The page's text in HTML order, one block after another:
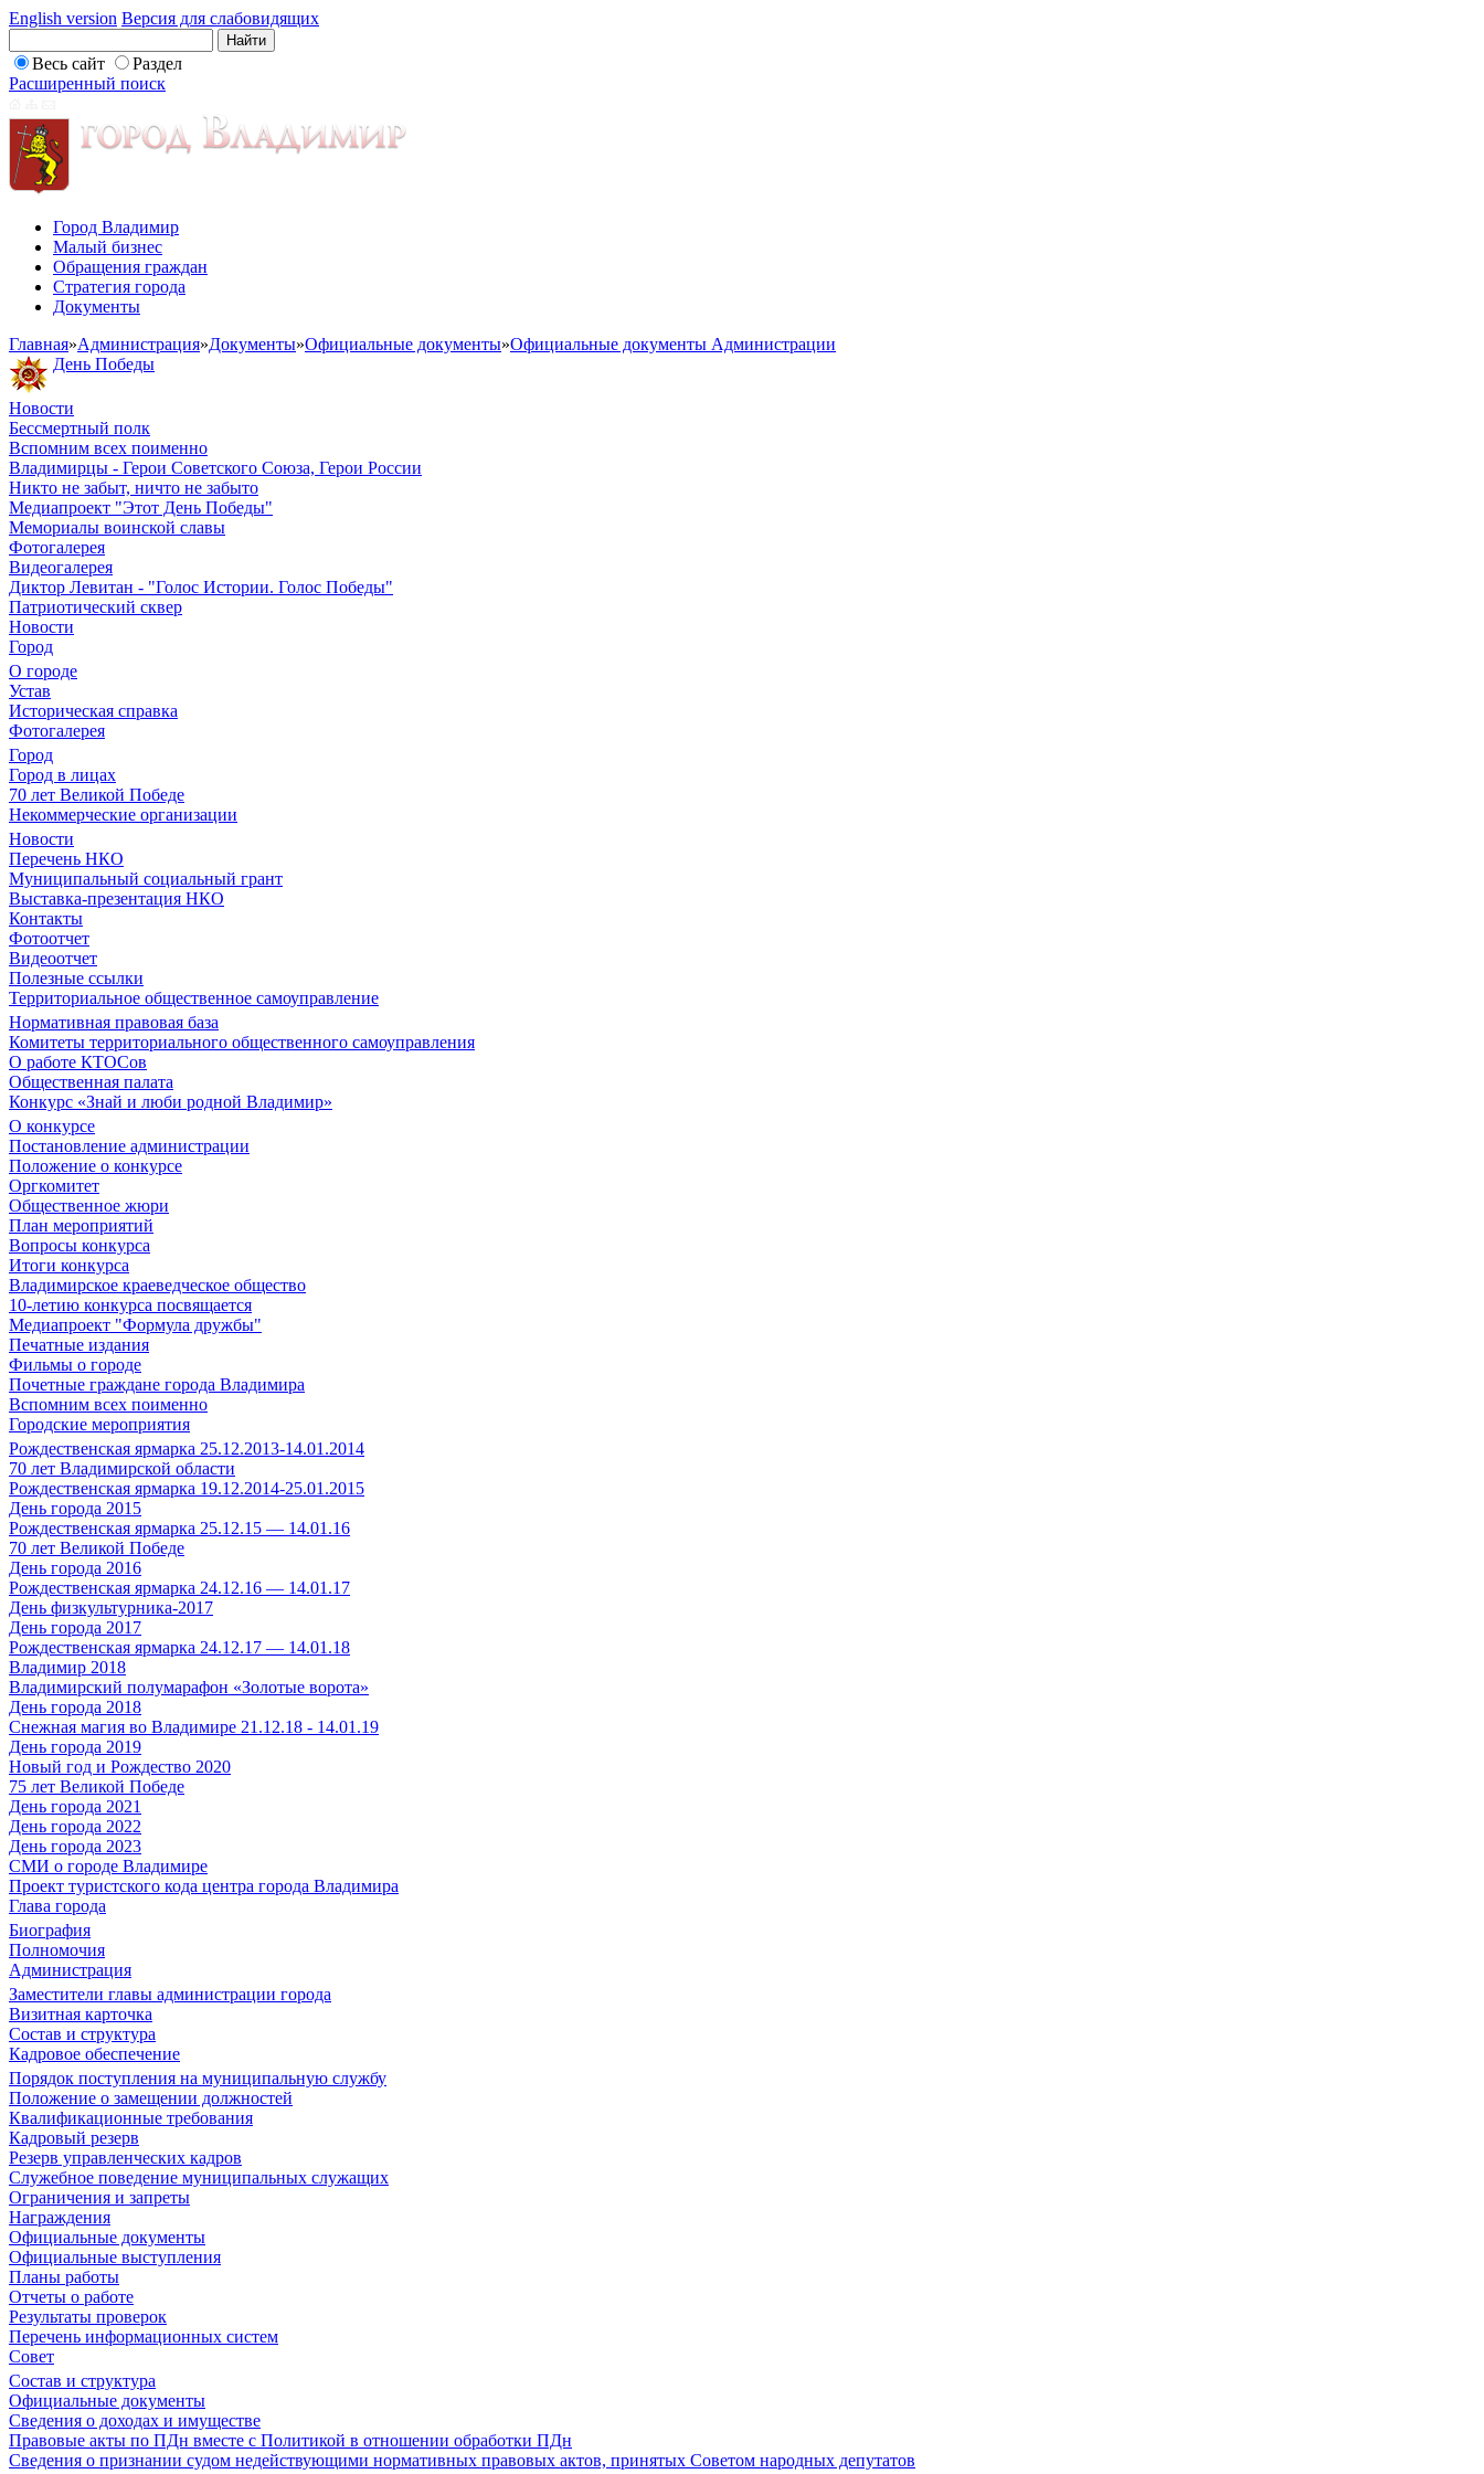
English version Версия для слабовидящих
Весь сайт
Раздел
Расширенный поиск
Город Владимир
Малый бизнес
Обращения граждан
Стратегия города
Документы
Главная»Администрация»Документы»Официальные документы»Официальные документы Администрации
День Победы
Новости
Бессмертный полк
Вспомним всех поименно
Владимирцы - Герои Советского Союза, Герои России
Никто не забыт, ничто не забыто
Медиапроект "Этот День Победы"
Мемориалы воинской славы
Фотогалерея
Видеогалерея
Диктор Левитан - "Голос Истории. Голос Победы"
Патриотический сквер
Новости
Город
О городе
Устав
Историческая справка
Фотогалерея
Город
Город в лицах
70 лет Великой Победе
Некоммерческие организации
Новости
Перечень НКО
Муниципальный социальный грант
Выставка-презентация НКО
Контакты
Фотоотчет
Видеоотчет
Полезные ссылки
Территориальное общественное самоуправление
Нормативная правовая база
Комитеты территориального общественного самоуправления
О работе КТОСов
Общественная палата
Конкурс «Знай и люби родной Владимир»
О конкурсе
Постановление администрации
Положение о конкурсе
Оргкомитет
Общественное жюри
План мероприятий
Вопросы конкурса
Итоги конкурса
Владимирское краеведческое общество
10-летию конкурса посвящается
Медиапроект "Формула дружбы"
Печатные издания
Фильмы о городе
Почетные граждане города Владимира
Вспомним всех поименно
Городские мероприятия
Рождественская ярмарка 25.12.2013-14.01.2014
70 лет Владимирской области
Рождественская ярмарка 19.12.2014-25.01.2015
День города 2015
Рождественская ярмарка 25.12.15 — 14.01.16
70 лет Великой Победе
День города 2016
Рождественская ярмарка 24.12.16 — 14.01.17
День физкультурника-2017
День города 2017
Рождественская ярмарка 24.12.17 — 14.01.18
Владимир 2018
Владимирский полумарафон «Золотые ворота»
День города 2018
Снежная магия во Владимире 21.12.18 - 14.01.19
День города 2019
Новый год и Рождество 2020
75 лет Великой Победе
День города 2021
День города 2022
День города 2023
СМИ о городе Владимире
Проект туристского кода центра города Владимира
Глава города
Биография
Полномочия
Администрация
Заместители главы администрации города
Визитная карточка
Состав и структура
Кадровое обеспечение
Порядок поступления на муниципальную службу
Положение о замещении должностей
Квалификационные требования
Кадровый резерв
Резерв управленческих кадров
Служебное поведение муниципальных служащих
Ограничения и запреты
Награждения
Официальные документы
Официальные выступления
Планы работы
Отчеты о работе
Результаты проверок
Перечень информационных систем
Совет
Состав и структура
Официальные документы
Сведения о доходах и имуществе
Правовые акты по ПДн вместе с Политикой в отношении обработки ПДн
Сведения о признании судом недействующими нормативных правовых актов, принятых Советом народных депутатов